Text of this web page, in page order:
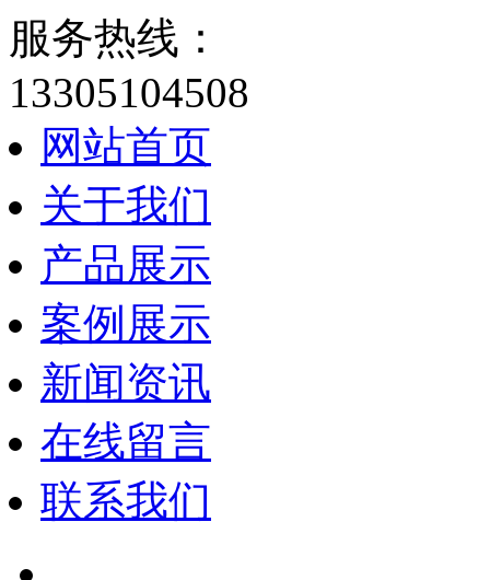
服务热线：
13305104508
网站首页
关于我们
产品展示
案例展示
新闻资讯
在线留言
联系我们